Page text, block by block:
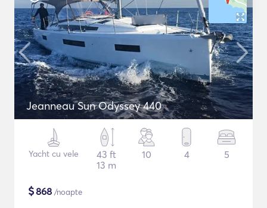
Jeanneau Sun Odyssey 440
Yacht cu vele
43 ft
13 m
10 4 5
$868 /noapte